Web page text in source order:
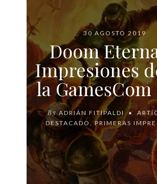
30 AGOSTO 2019
Doom
Impresiones
la GamesCom
By ADRIÁN FITIPALDI
DESTACADO
PRIMERAS